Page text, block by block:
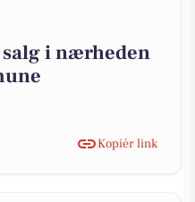
i nærheden
Kopiér link